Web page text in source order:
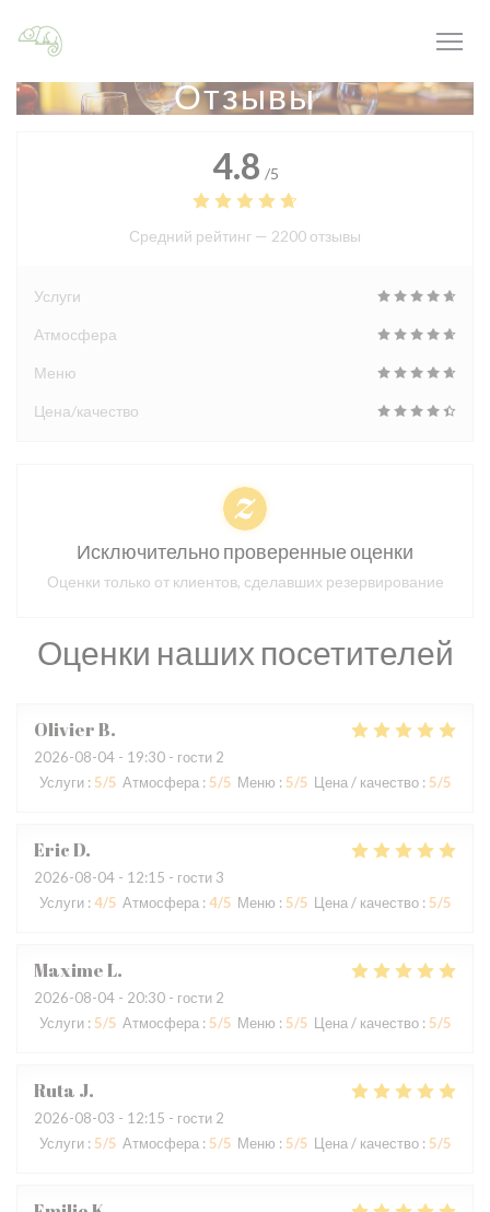
Отзывы
Оценки наших посетителей
OlivierB
2026-08-04 - 19:30 - гости 2
Услуги : 5/5 Атмосфера : 5/5 Меню : 5/5 Цена / качество : 5/5
EricD
2026-08-04 - 12:15 - гости 3
Услуги : 4/5 Атмосфера : 4/5 Меню : 5/5 Цена / качество : 5/5
MaximeL
2026-08-04 - 20:30 - гости 2
Услуги : 5/5 Атмосфера : 5/5 Меню : 5/5 Цена / качество : 5/5
Ruta J
2026-08-03 - 12:15 - гости 2
Услуги : 5/5 Атмосфера : 5/5 Меню : 5/5 Цена / качество : 5/5
4.8 /5
Средний рейтинг — 2200 отзывы
Услуги
Атмосфера
Меню
Цена/качество
Исключительно проверенные оценки
Оценки только от клиентов, сделавших резервирование